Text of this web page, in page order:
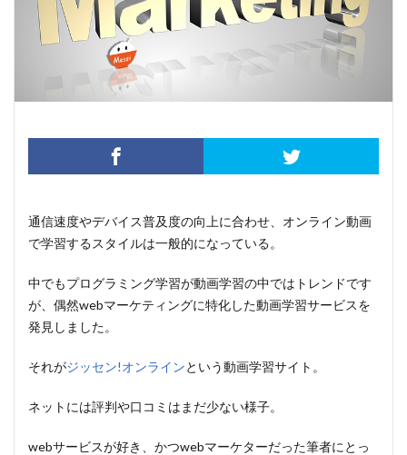
通信速度やデバイス普及度の向上に合わせ、オンライン動画
で学習するスタイルは一般的になっている。
中でもプログラミング学習が動画学習の中ではトレンドです
が、偶然webマーケティングに特化した動画学習サービスを
発見しました。
それがジッセン!オンラインという動画学習サイト。
ネットには評判や口コミはまだ少ない様子。
webサービスが好き、かつwebマーケターだった筆者にとっ